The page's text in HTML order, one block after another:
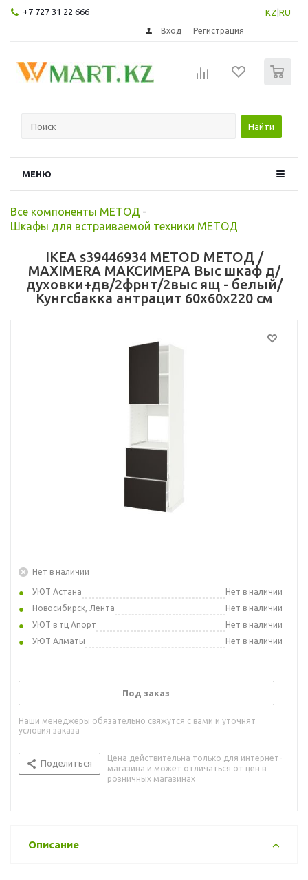
+7 727 31 22 666 KZ RU
Вход Регистрация
Найти
МЕНЮ
Все компоненты МЕТОД -
Шкафы для встраиваемой техники МЕТОД
IKEA s39446934 METOD МЕТОД /
MAXIMERA МАКСИМЕРА Выс шкаф д/
духовки+дв/2фрнт/2выс ящ - белый/
Кунгсбакка антрацит 60x60x220 см
Нет в наличии
УЮТ Астана
Нет в наличии
Новосибирск, Лента
Нет в наличии
УЮТ в тц Апорт
Нет в наличии
УЮТ Алматы
Нет в наличии
Под заказ
Наши менеджеры обязательно свяжутся с вами и уточнят
условия заказа
Поделиться
Цена действительна только для интернет-
магазина и может отличаться от цен в
розничных магазинах
Описание